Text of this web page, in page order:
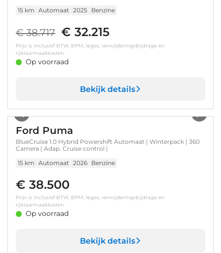
15 km Automaat 2025 Benzine
€ 38.717 € 32.215
Prijs is inclusief BTW, BPM, leges, verwijderingsbijdrage en
rijklaarmaakkosten.
Op voorraad
Bekijk details
Ford Puma
BlueCruise 1.0 Hybrid Powershift Automaat | Winterpack | 360
Camera | Adap. Cruise control |
15 km Automaat 2026 Benzine
€ 38.500
Prijs is inclusief BTW, BPM, leges, verwijderingsbijdrage en
rijklaarmaakkosten.
Op voorraad
Bekijk details